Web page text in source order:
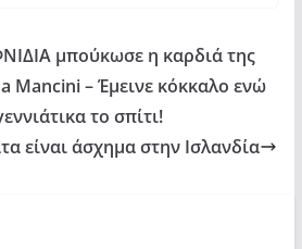
μπούκωσε η καρδιά της
Mancini – Έμεινε κόκκαλο ενώ
το σπίτι!
είναι άσχημα στην Ισλανδία